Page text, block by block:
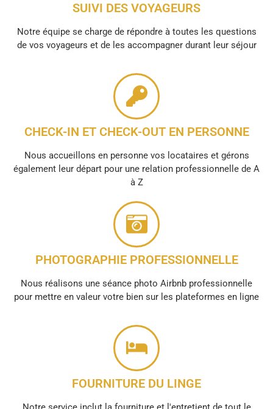
SUIVI DES VOYAGEURS
Notre équipe se charge de répondre à toutes les questions
de vos voyageurs et de les accompagner durant leur séjour
CHECK-IN ET CHECK-OUT EN PERSONNE
Nous accueillons en personne vos locataires et gérons
également leur départ pour une relation professionnelle de A
à Z
PHOTOGRAPHIE PROFESSIONNELLE
Nous réalisons une séance photo Airbnb professionnelle
pour mettre en valeur votre bien sur les plateformes en ligne
FOURNITURE DU LINGE